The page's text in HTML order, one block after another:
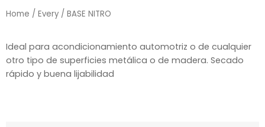
Home / Every / BASE NITRO
Ideal para acondicionamiento automotriz o de cualquier
otro tipo de superficies metálica o de madera. Secado
rápido y buena lijabilidad